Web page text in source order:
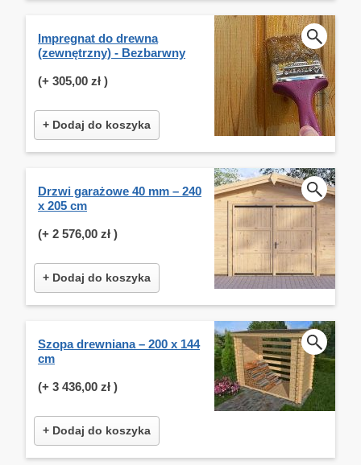
Impregnat do drewna
(zewnętrzny) - Bezbarwny
(+ 305,00 zł )
+ Dodaj do koszyka
Drzwi garażowe 40 mm – 240
x 205 cm
(+ 2 576,00 zł )
+ Dodaj do koszyka
Szopa drewniana – 200 x 144
cm
(+ 3 436,00 zł )
+ Dodaj do koszyka